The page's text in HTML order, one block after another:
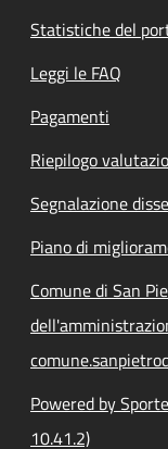
Statistiche del
Leggi le FAQ
Pagamenti
Riepilogo
Segnalazione
Piano di
Comune di San
Powered by
10.41.2)